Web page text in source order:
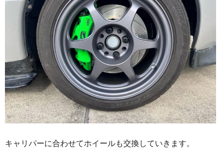
キャリパーに合わせてホイールも交換していきます。